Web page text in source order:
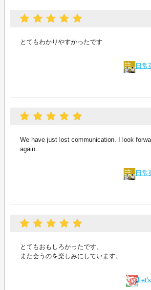
とてもわかりやすかったです
日常
We have just lost communication. I look
again.
日常
とてもおもしろかったです。
また会うのを楽しみにしています。